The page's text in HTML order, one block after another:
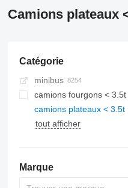
Camions plateaux
Catégorie
minibus
camions fourgons < 3.5t
camions plateaux < 3.5t
tout afficher
Marque